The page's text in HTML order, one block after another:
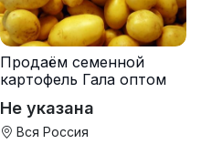
Продаём семенной
картофель Гала оптом
Не указана
Вся Россия